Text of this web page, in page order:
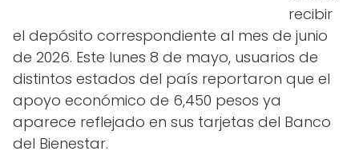
recibir
el depósito correspondiente al mes de junio
de 2026. Este lunes 8 de mayo, usuarios de
distintos estados del país reportaron que el
apoyo económico de 6,450 pesos ya
aparece reflejado en sus tarjetas del Banco
del Bienestar.